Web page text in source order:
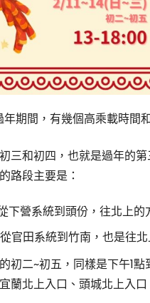
期間，有幾個高乘載時間
三和初四，也就是過年的
路段主要是：
下營系統到頭份，往北上的
官田系統到竹南，也是往北
初二~初五，同樣是下午1
蘭北上入口、頭城北上入口